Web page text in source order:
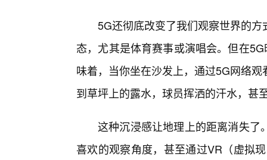
5G还彻底改变了我们观察世界的
态，尤其是体育赛事或演唱会。但在
味着，当你坐在沙发上，通过5G网络
到草坪上的露水，球员挥洒的汗水，甚
这种沉浸感让地理上的距离消失了
喜欢的观察角度，甚至通过VR（虚拟